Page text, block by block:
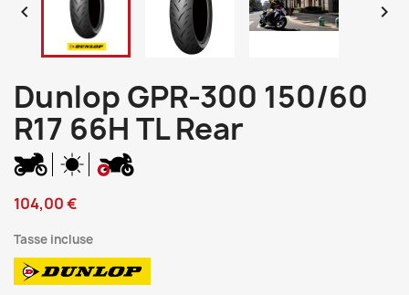
 
Dunlop GPR-300 150/60
R17 66H TL Rear
104,00 €
Tasse incluse